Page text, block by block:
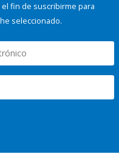
fin de suscribirme para
seleccionado.